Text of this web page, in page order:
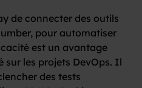
de connecter des outils
pour automatiser
est un avantage
les projets DevOps. Il
des tests